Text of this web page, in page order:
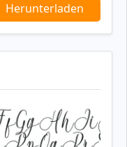
Herunterladen